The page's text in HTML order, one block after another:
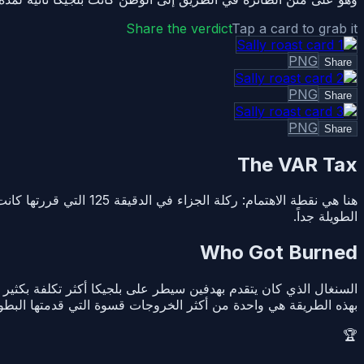
Share the verdictTap a card to grab it
Share
PNG
Share
PNG
Share
PNG
The VAR Tax
الطويلة جداً.
Who Got Burned
بهذه الطريقة هي واحدة من أكثر الخروجات قسوة التي قدمتها
🏆